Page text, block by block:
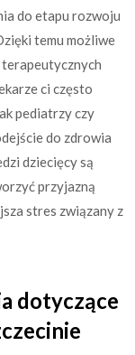
do etapu rozwoju
temu możliwe
ci często
pediatrzy czy
do zdrowia
dziecięcy są
przyjazną
stres związany z
dotyczące